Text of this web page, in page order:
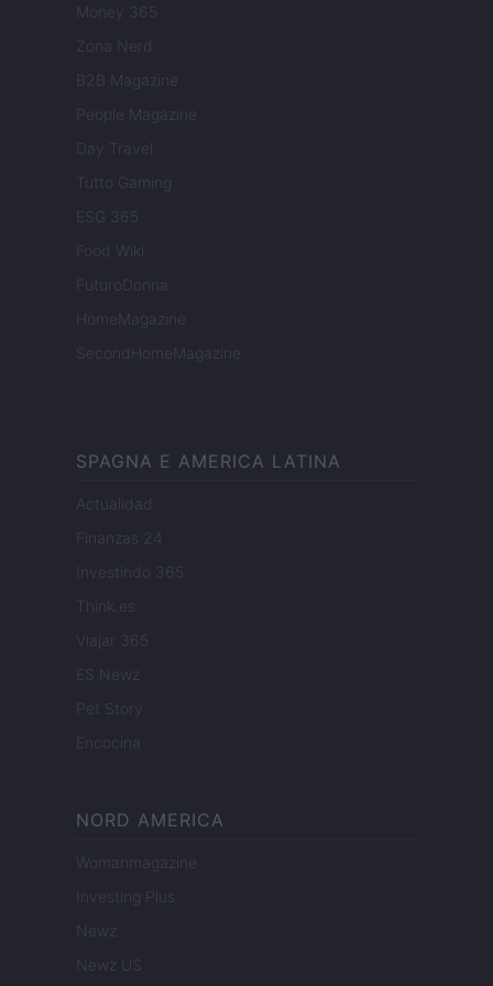
Money 365
Zona Nerd
B2B Magazine
People Magazine
Day Travel
Tutto Gaming
ESG 365
Food Wiki
FuturoDonna
HomeMagazine
SecondHomeMagazine
SPAGNA E AMERICA LATINA
Actualidad
Finanzas 24
Investindo 365
Think.es
Viajar 365
ES Newz
Pet Story
Encocina
NORD AMERICA
Womanmagazine
Investing Plus
Newz
Newz US